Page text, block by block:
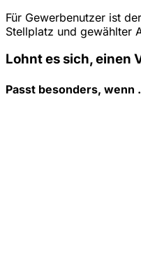
Für Gewerbenutzer ist
Stellplatz und gewählter
Lohnt es sich, einen
Passt besonders, wenn